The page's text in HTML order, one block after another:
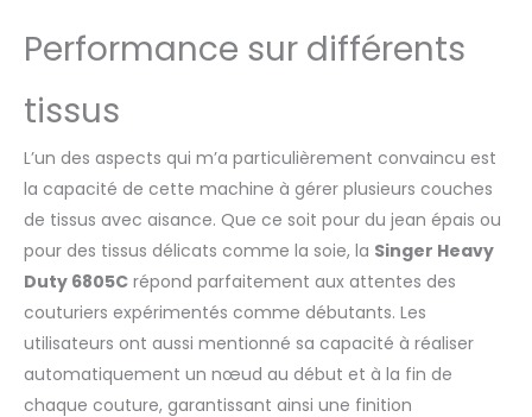
supérieur et inférieur sont
coupés simultanément par
signifie que vous pouvez
commencer à coudre de
manière détendue.
Système de bobine Drop &
Sew : facile à reconnaître et
à enfiler pour que vous
puissiez commencer
immédiatement. Cadre en
métal robuste : le cadre en
métal robuste assure une
longue durée de vie. Arrêt
Performance sur différents
tissus
L’un des aspects qui m’a particulièrement convaincu est
la capacité de cette machine à gérer plusieurs couches
de tissus avec aisance. Que ce soit pour du jean épais ou
pour des tissus délicats comme la soie, la Singer Heavy
Duty 6805C répond parfaitement aux attentes des
couturiers expérimentés comme débutants. Les
utilisateurs ont aussi mentionné sa capacité à réaliser
automatiquement un nœud au début et à la fin de
chaque couture, garantissant ainsi une finition